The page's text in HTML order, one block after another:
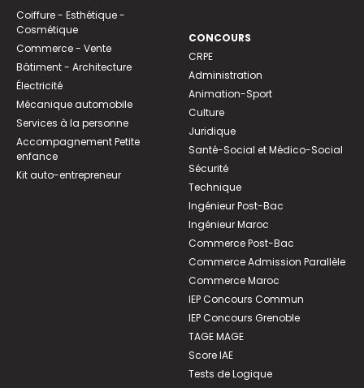
Coiffure - Esthétique -
Cosmétique
Commerce - Vente
Bâtiment - Architecture
Électricité
Mécanique automobile
Services à la personne
Accompagnement Petite
enfance
Kit auto-entrepreneur
CONCOURS
CRPE
Administration
Animation-Sport
Culture
Juridique
Santé-Social et Médico-Social
Sécurité
Technique
Ingénieur Post-Bac
Ingénieur Maroc
Commerce Post-Bac
Commerce Admission Parallèle
Commerce Maroc
IEP Concours Commun
IEP Concours Grenoble
TAGE MAGE
Score IAE
Tests de Logique